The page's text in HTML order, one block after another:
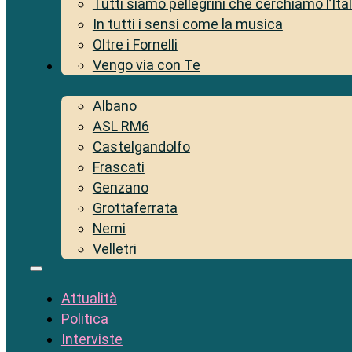
Tutti siamo pellegrini che cerchiamo
In tutti i sensi come la musica
Oltre i Fornelli
Vengo via con Te
Territorio
Albano
ASL RM6
Castelgandolfo
Frascati
Genzano
Grottaferrata
Nemi
Velletri
Attualità
Politica
Interviste